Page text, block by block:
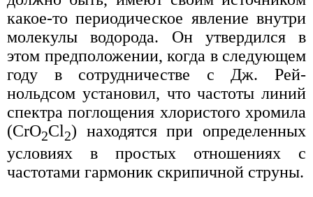
какое-то периодическое явление внутри
молекулы водорода. Он утвердился в
этом предположении, когда в следующем
году в сотрудничестве с Дж. Рей-
нольдсом установил, что частоты линий
спектра поглощения хлористого хромила
(СrO2Сl2) находятся при определенных
условиях в простых отношениях с
частотами гармоник скрипичной струны.